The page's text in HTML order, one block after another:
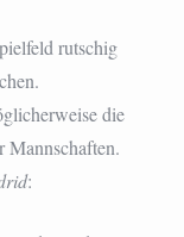
rutschig
die
Mannschaften.
: